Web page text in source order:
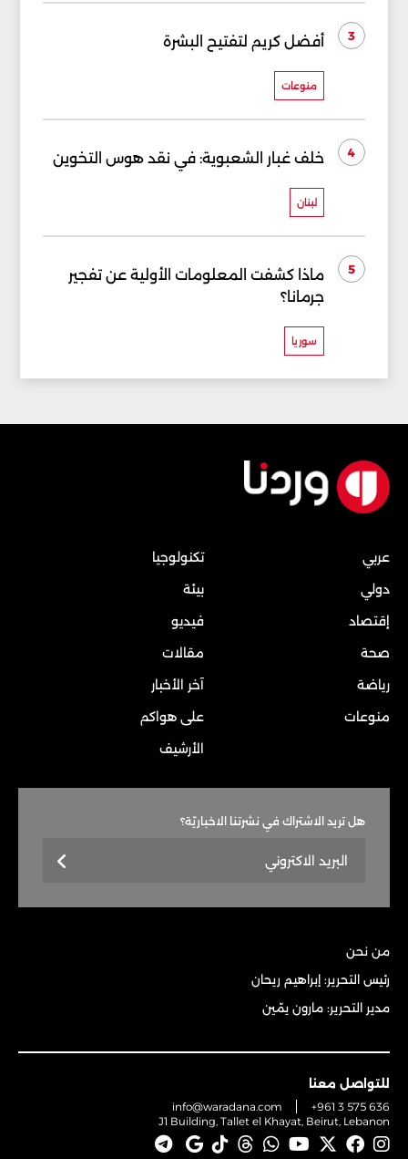
3 أفضل كريم لتفتيح البشرة
منوعات
4 خلف غبار الشعبوية: في نقد هوس التخوين
لبنان
5
ماذا كشفت المعلومات الأولية عن تفجير
جرمانا؟
سوريا
عربي
دولي
إقتصاد
صحة
رياضة
منوعات
تكنولوجيا
بيئة
فيديو
مقالات
آخر الأخبار
على هواكم
الأرشيف
هل تريد الاشتراك في نشرتنا الاخباريّة؟
من نحن
رئيس التحرير: إبراهيم ريحان
مدير التحرير: مارون يمّين
للتواصل معنا
info@waradana.com
+961 3 575 636
J1 Building, Tallet el Khayat, Beirut, Lebanon